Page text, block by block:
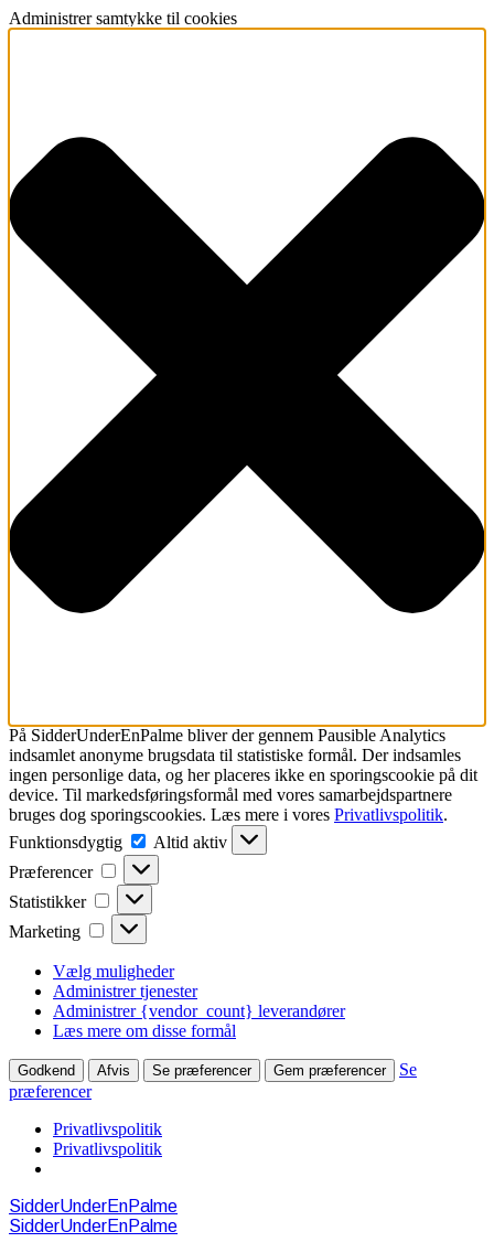
Administrer samtykke til cookies
På SidderUnderEnPalme bliver der gennem Pausible Analytics
indsamlet anonyme brugsdata til statistiske formål. Der indsamles
ingen personlige data, og her placeres ikke en sporingscookie på dit
device. Til markedsføringsformål med vores samarbejdspartnere
bruges dog sporingscookies. Læs mere i vores Privatlivspolitik.
Funktionsdygtig
Funktionsdygtig
Altid aktiv
Præferencer
Præferencer
Statistikker Statistikker
Marketing Marketing
Vælg muligheder
Administrer tjenester
Administrer {vendor_count} leverandører
Læs mere om disse formål
Godkend Afvis Se præferencer Gem præferencer
Se
præferencer
Privatlivspolitik
Privatlivspolitik
SidderUnderEnPalme
SidderUnderEnPalme